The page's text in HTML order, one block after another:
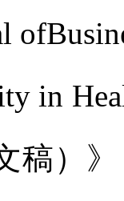
of
in
稿）